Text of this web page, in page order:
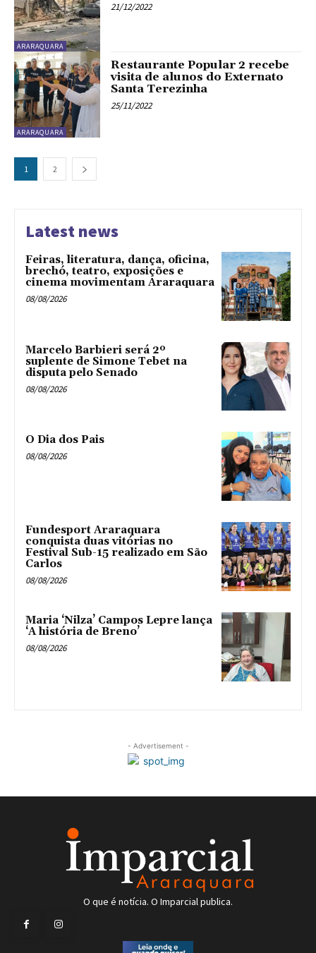
ARARAQUARA
21/12/2022
ARARAQUARA
Restaurante Popular 2 recebe
visita de alunos do Externato
Santa Terezinha
25/11/2022
1 2
Latest news
Feiras, literatura, dança, oficina,
brechó, teatro, exposições e
cinema movimentam Araraquara
08/08/2026
Marcelo Barbieri será 2º
suplente de Simone Tebet na
disputa pelo Senado
08/08/2026
O Dia dos Pais
08/08/2026
Fundesport Araraquara
conquista duas vitórias no
Festival Sub-15 realizado em São
Carlos
08/08/2026
Maria ‘Nilza’ Campos Lepre lança
‘A história de Breno’
08/08/2026
- Advertisement -
O que é notícia. O Imparcial publica.